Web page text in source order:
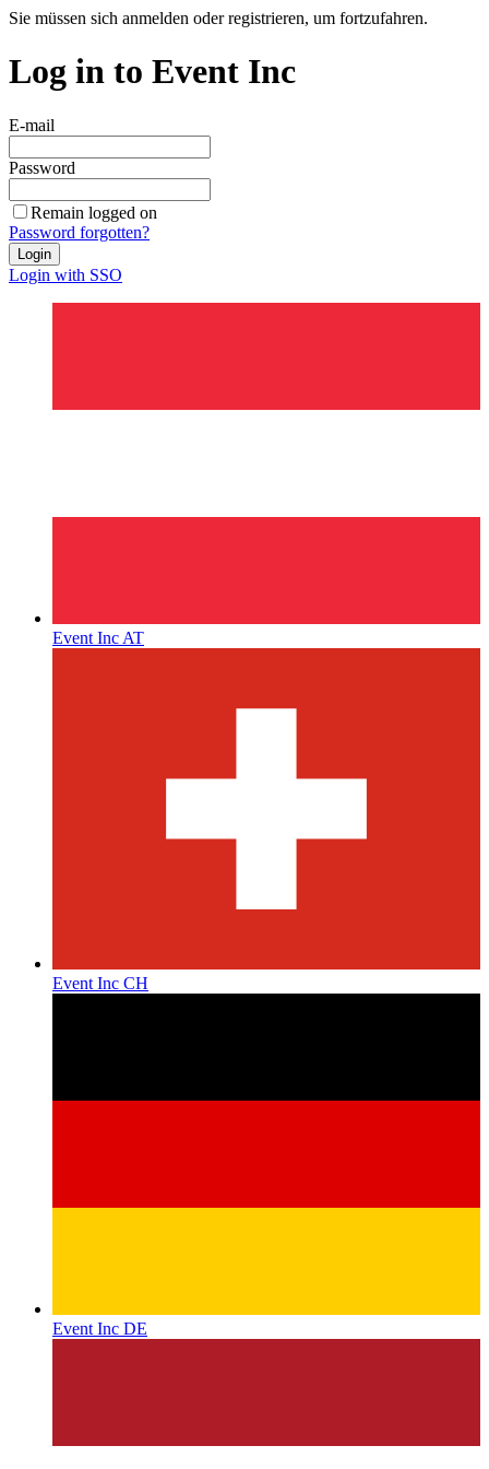
Sie müssen sich anmelden oder registrieren, um fortzufahren.
Log in to Event Inc
E-mail
Password
Remain logged on
Password forgotten?
Login
Login with SSO
Event Inc AT
Event Inc CH
Event Inc DE